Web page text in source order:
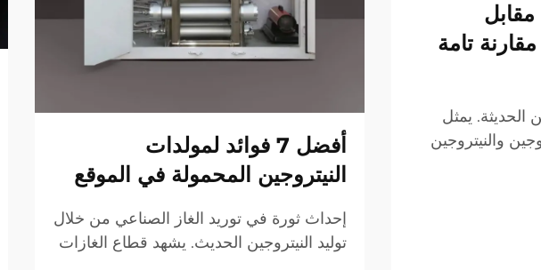
مقابل
تامة
الحديثة. يمثل
والنيتروجين
ومع تطور عمليات
أفضل 7 فوائد لمولدات
النيتروجين المحمولة في الموقع
إحداث ثورة في توريد الغاز الصناعي من خلال
توليد النيتروجين الحديث. يشهد قطاع الغازات